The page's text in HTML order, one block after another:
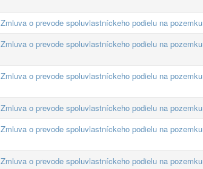
Zmluva o prevode spoluvlastníckeho podielu na pozemku
Zmluva o prevode spoluvlastníckeho podielu na pozemku
Zmluva o prevode spoluvlastníckeho podielu na pozemku
Zmluva o prevode spoluvlastníckeho podielu na pozemku
Zmluva o prevode spoluvlastníckeho podielu na pozemku
Zmluva o prevode spoluvlastníckeho podielu na pozemku